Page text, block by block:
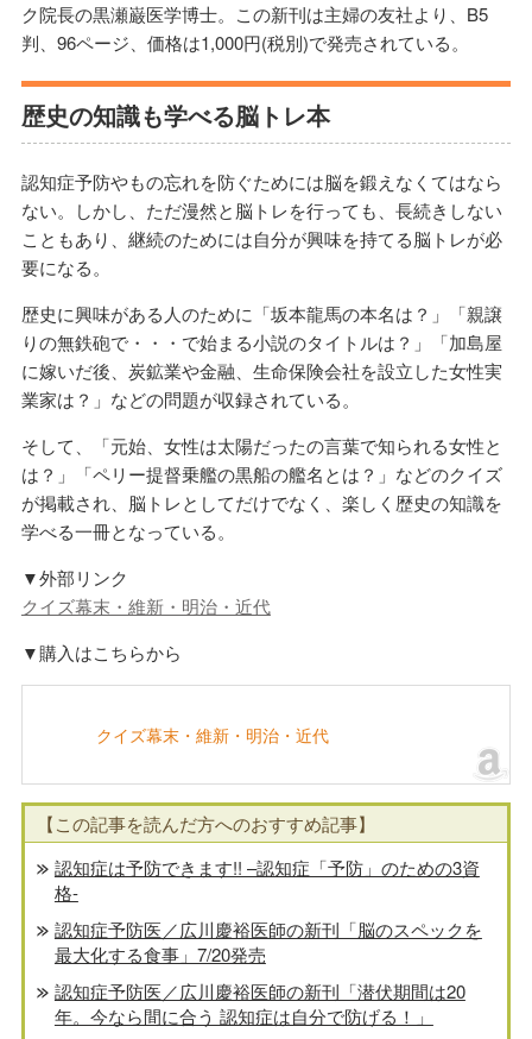
ク院長の黒瀬巌医学博士。この新刊は主婦の友社より、B5
判、96ページ、価格は1,000円(税別)で発売されている。
歴史の知識も学べる脳トレ本
認知症予防やもの忘れを防ぐためには脳を鍛えなくてはなら
ない。しかし、ただ漫然と脳トレを行っても、長続きしない
こともあり、継続のためには自分が興味を持てる脳トレが必
要になる。
歴史に興味がある人のために「坂本龍馬の本名は？」「親譲
りの無鉄砲で・・・で始まる小説のタイトルは？」「加島屋
に嫁いだ後、炭鉱業や金融、生命保険会社を設立した女性実
業家は？」などの問題が収録されている。
そして、「元始、女性は太陽だったの言葉で知られる女性と
は？」「ペリー提督乗艦の黒船の艦名とは？」などのクイズ
が掲載され、脳トレとしてだけでなく、楽しく歴史の知識を
学べる一冊となっている。
▼外部リンク
クイズ幕末・維新・明治・近代
▼購入はこちらから
クイズ幕末・維新・明治・近代
【この記事を読んだ方へのおすすめ記事】
認知症は予防できます!! –認知症「予防」のための3資
格-
認知症予防医／広川慶裕医師の新刊「脳のスペックを
最大化する食事」7/20発売
認知症予防医／広川慶裕医師の新刊「潜伏期間は20
年。今なら間に合う 認知症は自分で防げる！」